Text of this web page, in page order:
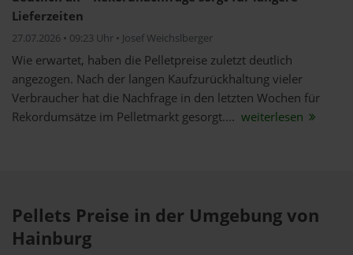
Lieferzeiten
27.07.2026 • 09:23 Uhr • Josef Weichslberger
Wie erwartet, haben die Pelletpreise zuletzt deutlich
angezogen. Nach der langen Kaufzurückhaltung vieler
Verbraucher hat die Nachfrage in den letzten Wochen für
Rekordumsätze im Pelletmarkt gesorgt.... weiterlesen
Pellets Preise in der Umgebung von
Hainburg